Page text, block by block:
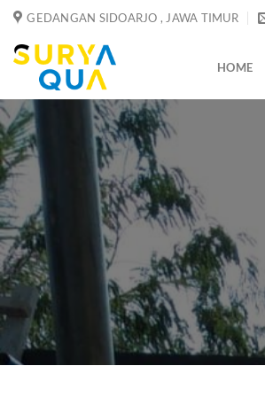
Skip
content
GEDANGAN SIDOARJO , JAWA TIMUR
HOME